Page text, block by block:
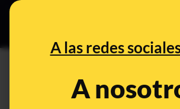
A las redes
A
Vídeos y audios